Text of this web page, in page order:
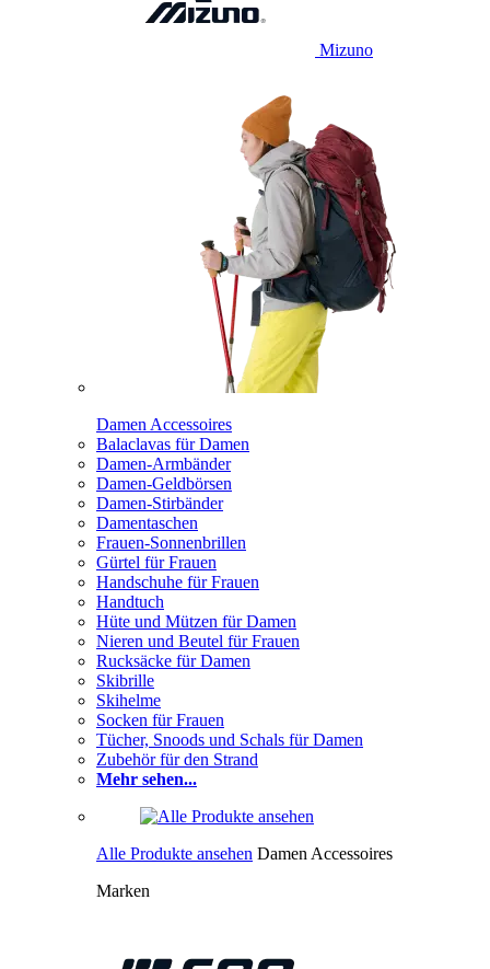
Mizuno
Damen Accessoires
Balaclavas für Damen
Damen-Armbänder
Damen-Geldbörsen
Damen-Stirbänder
Damentaschen
Frauen-Sonnenbrillen
Gürtel für Frauen
Handschuhe für Frauen
Handtuch
Hüte und Mützen für Damen
Nieren und Beutel für Frauen
Rucksäcke für Damen
Skibrille
Skihelme
Socken für Frauen
Tücher, Snoods und Schals für Damen
Zubehör für den Strand
Mehr sehen...
Alle Produkte ansehen Damen Accessoires
Marken